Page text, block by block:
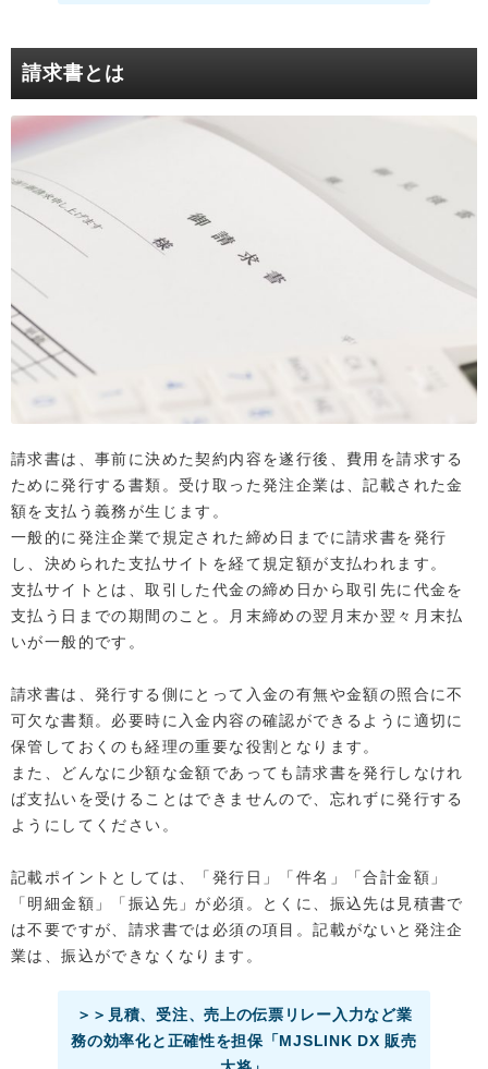
請求書とは
請求書は、事前に決めた契約内容を遂行後、費用を請求する
ために発行する書類。受け取った発注企業は、記載された金
額を支払う義務が生じます。
一般的に発注企業で規定された締め日までに請求書を発行
し、決められた支払サイトを経て規定額が支払われます。
支払サイトとは、取引した代金の締め日から取引先に代金を
支払う日までの期間のこと。月末締めの翌月末か翌々月末払
いが一般的です。
請求書は、発行する側にとって入金の有無や金額の照合に不
可欠な書類。必要時に入金内容の確認ができるように適切に
保管しておくのも経理の重要な役割となります。
また、どんなに少額な金額であっても請求書を発行しなけれ
ば支払いを受けることはできませんので、忘れずに発行する
ようにしてください。
記載ポイントとしては、「発行日」「件名」「合計金額」
「明細金額」「振込先」が必須。とくに、振込先は見積書で
は不要ですが、請求書では必須の項目。記載がないと発注企
業は、振込ができなくなります。
＞＞見積、受注、売上の伝票リレー入力など業
務の効率化と正確性を担保「MJSLINK DX 販売